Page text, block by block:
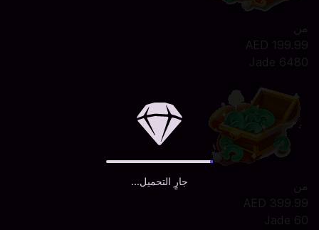
جارٍ التحميل...
من
AED 199.99
6480 Jade
من
AED 399.99
60 Jade